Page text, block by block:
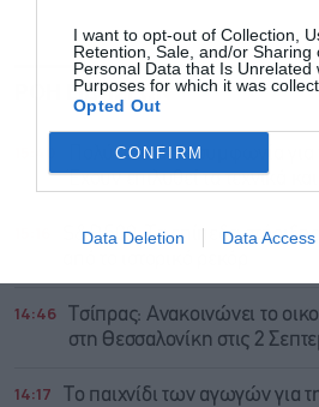
I want to opt-out of Collection,
Retention, Sale, and/or Sharing
Personal Data that Is Unrelated
Purposes for which it was
Opted Out
CONFIRM
Data Deletion Data Access
ΡΟΗ ΕΙΔΗΣΕΩΝ ΔΗΜΟΦΙΛΗ
Πολύ κοντά σε συμφωνία για
Έχουν επιλυθεί τα τεχνικά
S&P 500: Τα επίπεδα στήριξης
14:46
Τσίπρας: Ανακοινώνει το
στη Θεσσαλονίκη στις 2
14:17
Το παιχνίδι των αγωγών για